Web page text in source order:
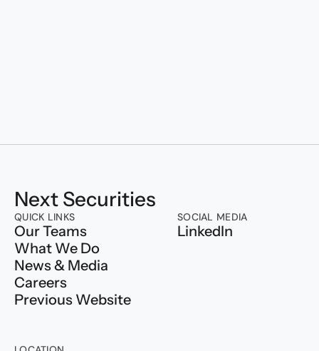
Next Securities
QUICK LINKS
Our Teams
What We Do
News & Media
Careers
Previous Website
SOCIAL MEDIA
LinkedIn